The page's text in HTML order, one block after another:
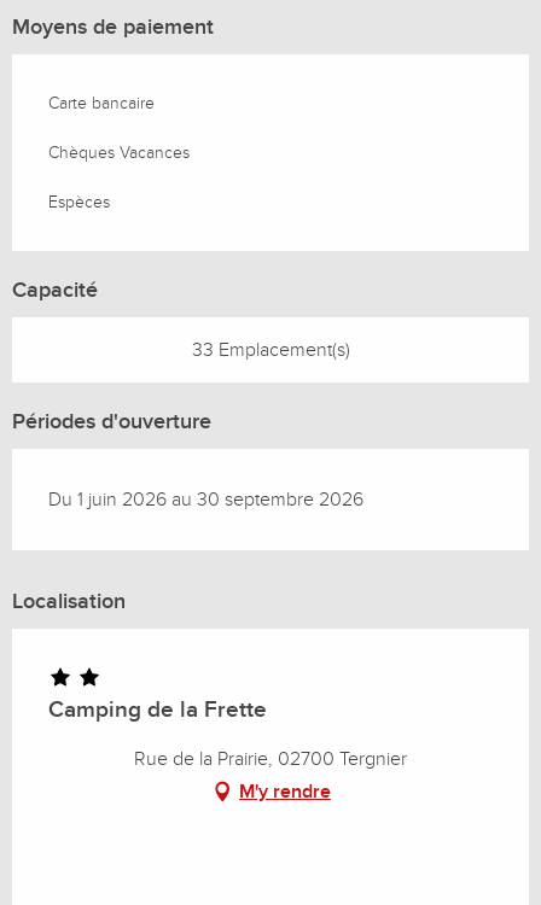
Moyens de paiement
Carte bancaire
Chèques Vacances
Espèces
Capacité
33 Emplacement(s)
Périodes d'ouverture
Du 1 juin 2026 au 30 septembre 2026
Localisation
Camping de la Frette
Rue de la Prairie, 02700 Tergnier
M'y rendre